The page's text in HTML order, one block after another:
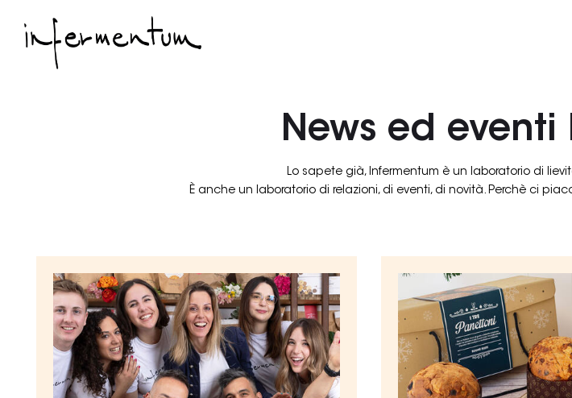
News ed
Lo sapete già, Infermentum è un laboratorio di
È anche un laboratorio di relazioni, di eventi, di novità. Perchè ci